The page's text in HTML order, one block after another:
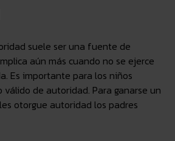
suele ser una fuente de
aún más cuando no se ejerce
Es importante para los niños
válido de autoridad. Para ganarse un
otorgue autoridad los padres